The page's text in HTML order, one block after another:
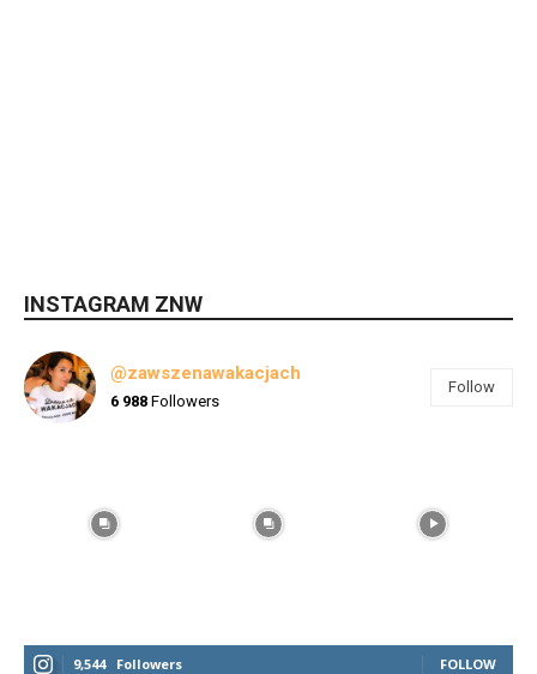
INSTAGRAM ZNW
@zawszenawakacjach
6 988 Followers
Follow
9,544 Followers FOLLOW